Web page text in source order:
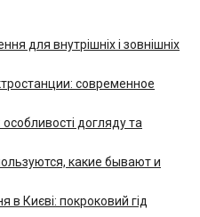
для внутрішніх і зовнішніх
современное
догляду та
какие бывают и
в Києві: покроковий гід